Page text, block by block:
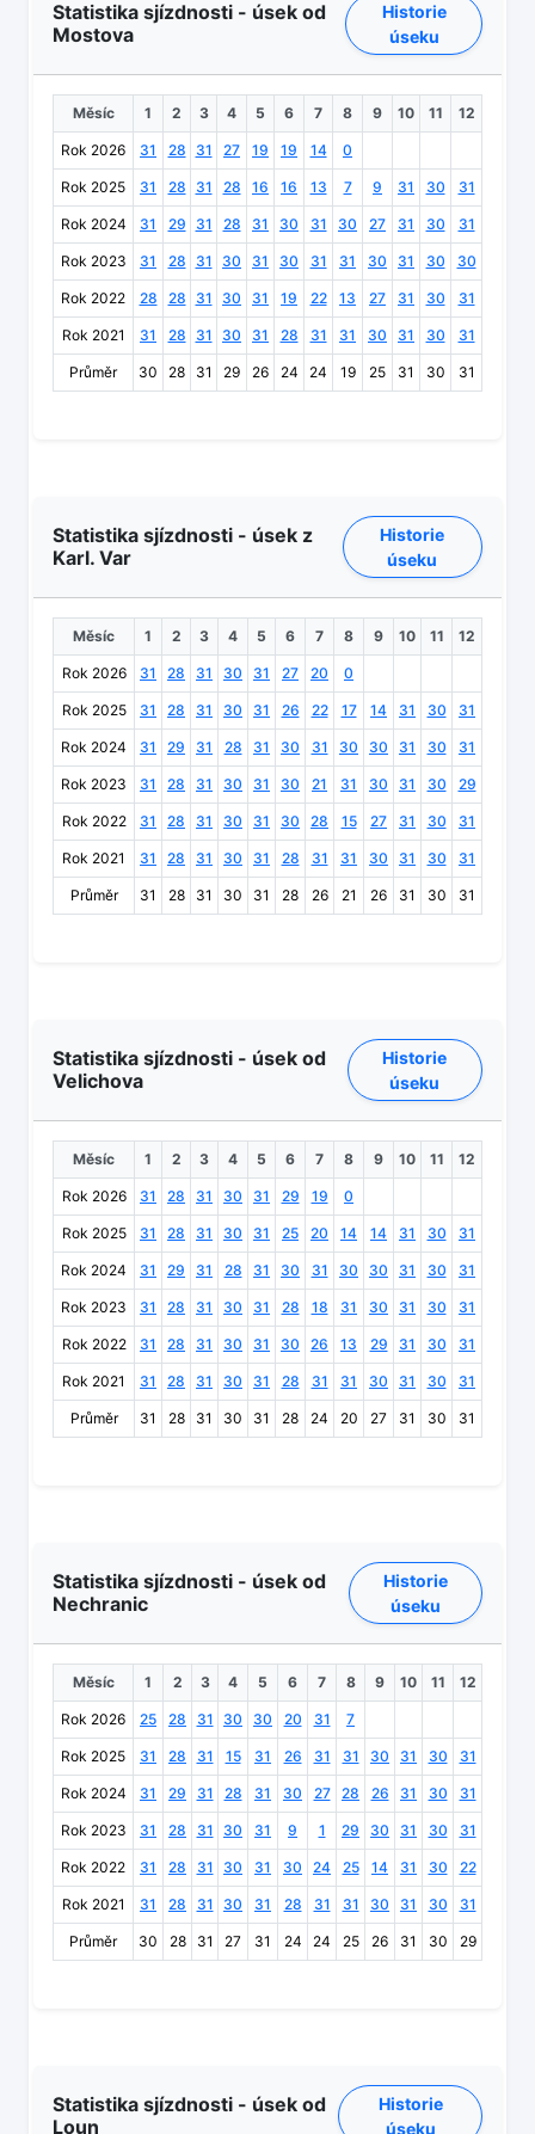
Statistika sjízdnosti - úsek od
Mostova
Historie
úseku
Měsíc 1 2 3 4 5 6 7 8 9 10 11 12
Rok 2026 31 28 31 27 19 19 14 0
Rok 2025 31 28 31 28 16 16 13 7 9 31 30 31
Rok 2024 31 29 31 28 31 30 31 30 27 31 30 31
Rok 2023 31 28 31 30 31 30 31 31 30 31 30 30
Rok 2022 28 28 31 30 31 19 22 13 27 31 30 31
Rok 2021 31 28 31 30 31 28 31 31 30 31 30 31
Průměr 30 28 31 29 26 24 24 19 25 31 30 31
Statistika sjízdnosti - úsek z
Karl. Var
Historie
úseku
Měsíc 1 2 3 4 5 6 7 8 9 10 11 12
Rok 2026 31 28 31 30 31 27 20 0
Rok 2025 31 28 31 30 31 26 22 17 14 31 30 31
Rok 2024 31 29 31 28 31 30 31 30 30 31 30 31
Rok 2023 31 28 31 30 31 30 21 31 30 31 30 29
Rok 2022 31 28 31 30 31 30 28 15 27 31 30 31
Rok 2021 31 28 31 30 31 28 31 31 30 31 30 31
Průměr 31 28 31 30 31 28 26 21 26 31 30 31
Statistika sjízdnosti - úsek od
Velichova
Historie
úseku
Měsíc 1 2 3 4 5 6 7 8 9 10 11 12
Rok 2026 31 28 31 30 31 29 19 0
Rok 2025 31 28 31 30 31 25 20 14 14 31 30 31
Rok 2024 31 29 31 28 31 30 31 30 30 31 30 31
Rok 2023 31 28 31 30 31 28 18 31 30 31 30 31
Rok 2022 31 28 31 30 31 30 26 13 29 31 30 31
Rok 2021 31 28 31 30 31 28 31 31 30 31 30 31
Průměr 31 28 31 30 31 28 24 20 27 31 30 31
Statistika sjízdnosti - úsek od
Nechranic
Historie
úseku
Měsíc 1 2 3 4 5 6 7 8 9 10 11 12
Rok 2026 25 28 31 30 30 20 31 7
Rok 2025 31 28 31 15 31 26 31 31 30 31 30 31
Rok 2024 31 29 31 28 31 30 27 28 26 31 30 31
Rok 2023 31 28 31 30 31 9 1 29 30 31 30 31
Rok 2022 31 28 31 30 31 30 24 25 14 31 30 22
Rok 2021 31 28 31 30 31 28 31 31 30 31 30 31
Průměr 30 28 31 27 31 24 24 25 26 31 30 29
Statistika sjízdnosti - úsek od
Loun
Historie
úseku